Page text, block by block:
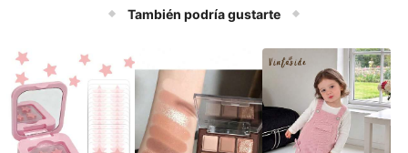
piscina, accesorios de playa y relaj
También podría gustarte